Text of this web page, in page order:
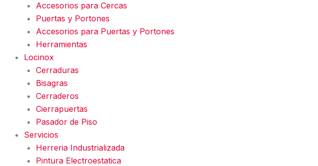
Accesorios para Cercas
Puertas y Portones
Accesorios para Puertas y Portones
Herramientas
Locinox
Cerraduras
Bisagras
Cerraderos
Cierrapuertas
Pasador de Piso
Servicios
Herreria Industrializada
Pintura Electroestatica